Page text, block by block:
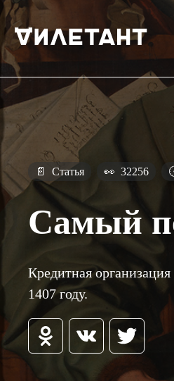
📄 Статья 👀 32256
Самый
Кредитная
1407 году.